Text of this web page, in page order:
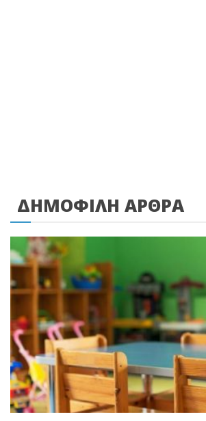
ΔΗΜΟΦΙΛΗ ΑΡΘΡΑ